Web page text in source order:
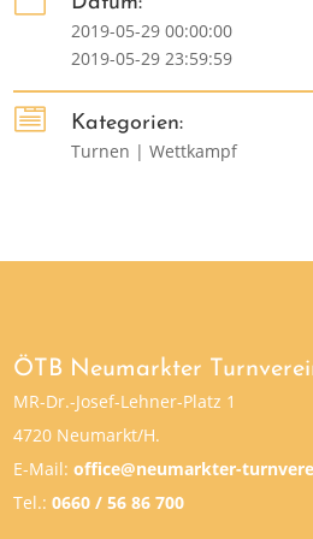
2019-05-29 00:00:00
2019-05-29 23:59:59

Kategorien:
Turnen | Wettkampf
ÖTB Neumarkter
MR-Dr.-Josef-Lehner-Platz 1
4720 Neumarkt/H.
E-Mail:office@neumarkter-
Tel.:0660 / 56 86 700